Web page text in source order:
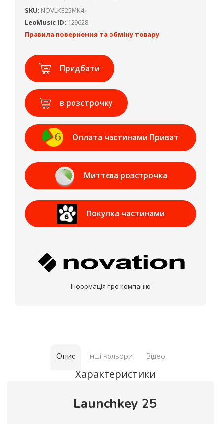
SKU: NOVLKE25MK4
LeoMusic ID: 129628
Правила повернення та обміну товару
Придбати
в розстрочку
Оплата частинами Приват
Банк
Миттєва розстрочка
Приват Банк
Покупка частинами
Інформація про компанію
Опис Інші кольори Відео
Характеристики
Launchkey 25